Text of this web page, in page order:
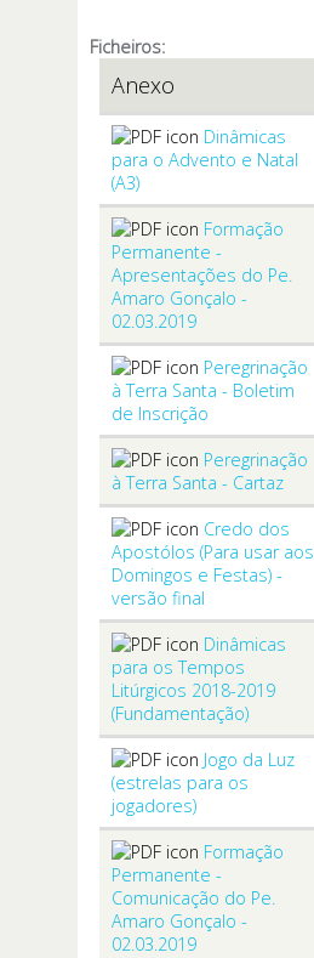
Ficheiros:
Anexo
Dinâmicas
para o Advento e Natal
(A3)
Formação
Permanente -
Apresentações do Pe.
Amaro Gonçalo -
02.03.2019
Peregrinação
à Terra Santa - Boletim
de Inscrição
Peregrinação
à Terra Santa - Cartaz
Credo dos
Apostólos (Para usar aos
Domingos e Festas) -
versão final
Dinâmicas
para os Tempos
Litúrgicos 2018-2019
(Fundamentação)
Jogo da Luz
(estrelas para os
jogadores)
Formação
Permanente -
Comunicação do Pe.
Amaro Gonçalo -
02.03.2019